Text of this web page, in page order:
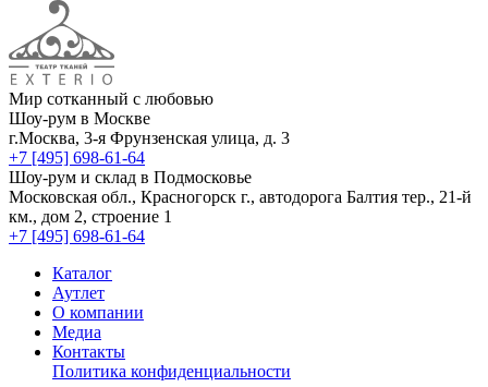
Мир сотканный с любовью
Шоу-рум в Москве
г.Москва, 3-я Фрунзенская улица, д. 3
+7 [495] 698-61-64
Шоу-рум и склад в Подмосковье
Московская обл., Красногорск г., автодорога Балтия тер., 21-й
км., дом 2, строение 1
+7 [495] 698-61-64
Каталог
Аутлет
О компании
Медиа
Контакты
Политика конфиденциальности